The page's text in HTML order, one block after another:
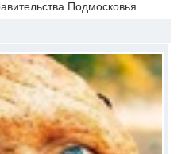
Подмосковья.